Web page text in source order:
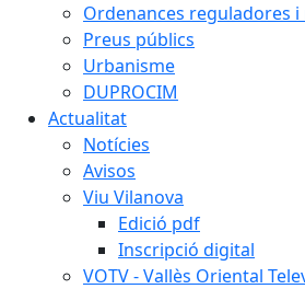
Ordenances reguladores
Preus públics
Urbanisme
DUPROCIM
Actualitat
Notícies
Avisos
Viu Vilanova
Edició pdf
Inscripció digital
VOTV - Vallès Oriental